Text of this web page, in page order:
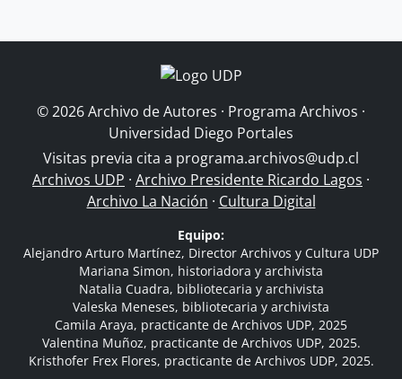
© 2026 Archivo de Autores · Programa Archivos ·
Universidad Diego Portales
Visitas previa cita a programa.archivos@udp.cl
Archivos UDP · Archivo Presidente Ricardo Lagos ·
Archivo La Nación · Cultura Digital
Equipo:
Alejandro Arturo Martínez, Director Archivos y Cultura UDP
Mariana Simon, historiadora y archivista
Natalia Cuadra, bibliotecaria y archivista
Valeska Meneses, bibliotecaria y archivista
Camila Araya, practicante de Archivos UDP, 2025
Valentina Muñoz, practicante de Archivos UDP, 2025.
Kristhofer Frex Flores, practicante de Archivos UDP, 2025.